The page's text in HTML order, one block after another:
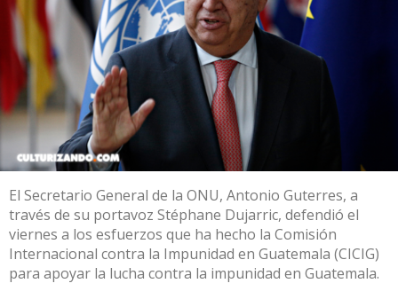
El Secretario General de la ONU, Antonio Guterres, a
través de su portavoz Stéphane Dujarric, defendió el
viernes a los esfuerzos que ha hecho la Comisión
Internacional contra la Impunidad en Guatemala (CICIG)
para apoyar la lucha contra la impunidad en Guatemala.